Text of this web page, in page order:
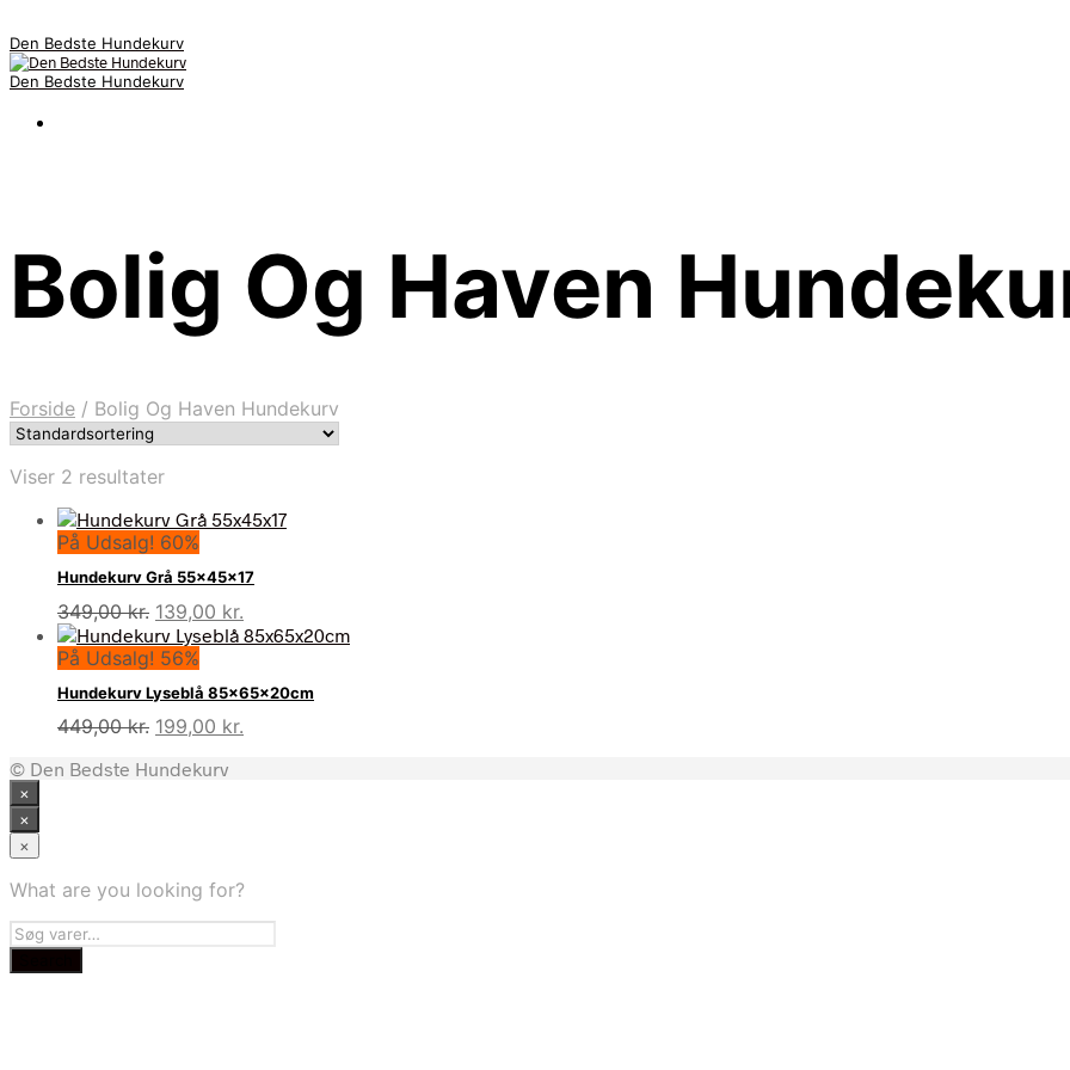
Den Bedste Hundekurv
Den Bedste Hundekurv
Bolig Og Haven
Forside / Bolig Og Haven Hundekurv
Viser 2 resultater
På Udsalg! 60%
Hundekurv Grå 55x45x17
349,00kr. Den
oprindelige
pris
var:
349,00 kr..
139,00 kr.
aktuelle
er:
139,00 kr..
På Udsalg! 56%
Hundekurv Lyseblå 85x65x20cm
449,00kr. Den
pris
199,00 kr.
© Den Bedste Hundekurv
×
×
×
What are you looking for?